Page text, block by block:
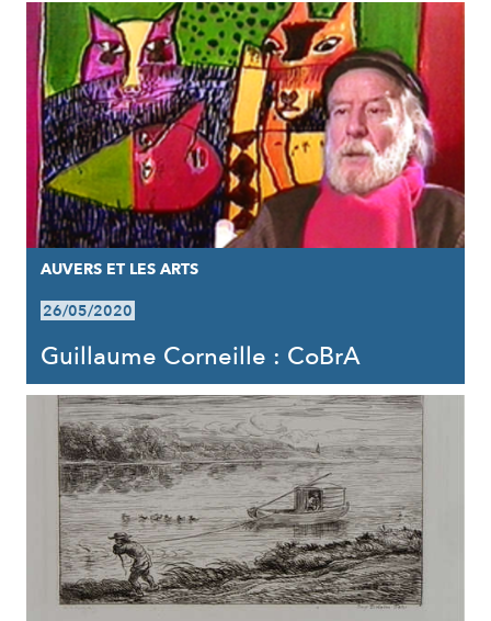
AUVERS ET LES ARTS
26/05/2020
Guillaume Corneille : CoBrA